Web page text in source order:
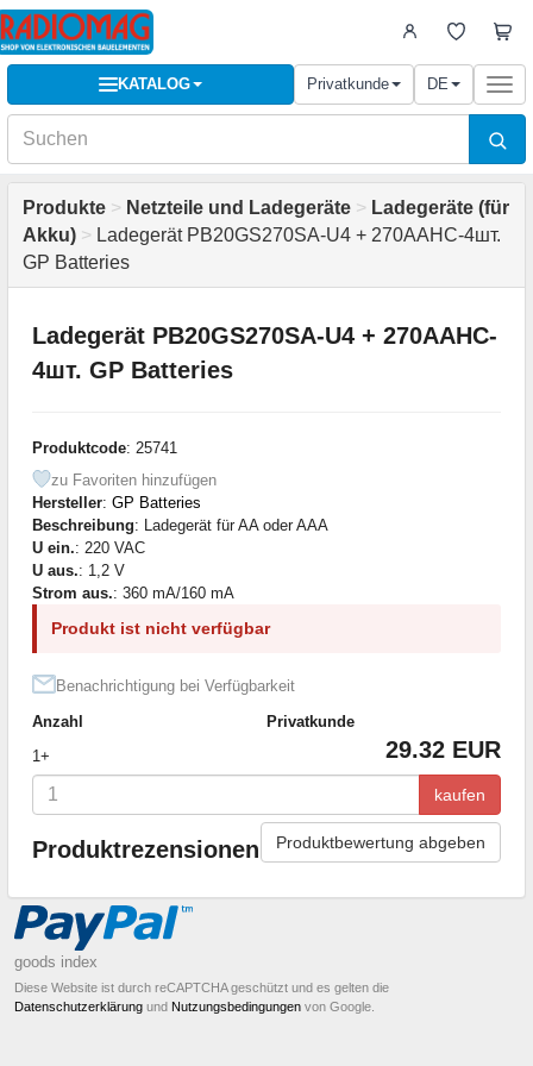
KATALOG Privatkunde DE
Produkte > Netzteile und Ladegeräte > Ladegeräte (für
Akku) > Ladegerät PB20GS270SA-U4 + 270AAHC-4шт.
GP Batteries
Ladegerät PB20GS270SA-U4 + 270AAHC-
4шт. GP Batteries
Produktcode: 25741
zu Favoriten hinzufügen
Hersteller: GP Batteries
Beschreibung: Ladegerät für AA oder AAA
U ein.: 220 VAC
U aus.: 1,2 V
Strom aus.: 360 mA/160 mA
Produkt ist nicht verfügbar
Benachrichtigung bei Verfügbarkeit
Anzahl
Privatkunde
1+
29.32 EUR
kaufen
Produktrezensionen Produktbewertung abgeben
goods index
Diese Website ist durch reCAPTCHA geschützt und es gelten die
Datenschutzerklärung und Nutzungsbedingungen von Google.